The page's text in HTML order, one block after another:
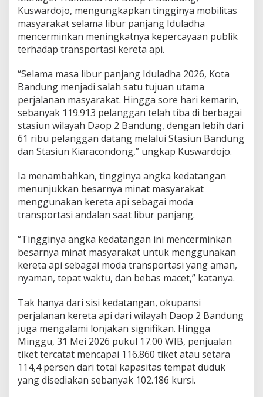
Kuswardojo, mengungkapkan tingginya mobilitas
masyarakat selama libur panjang Iduladha
mencerminkan meningkatnya kepercayaan publik
terhadap transportasi kereta api.
“Selama masa libur panjang Iduladha 2026, Kota
Bandung menjadi salah satu tujuan utama
perjalanan masyarakat. Hingga sore hari kemarin,
sebanyak 119.913 pelanggan telah tiba di berbagai
stasiun wilayah Daop 2 Bandung, dengan lebih dari
61 ribu pelanggan datang melalui Stasiun Bandung
dan Stasiun Kiaracondong,” ungkap Kuswardojo.
Ia menambahkan, tingginya angka kedatangan
menunjukkan besarnya minat masyarakat
menggunakan kereta api sebagai moda
transportasi andalan saat libur panjang.
“Tingginya angka kedatangan ini mencerminkan
besarnya minat masyarakat untuk menggunakan
kereta api sebagai moda transportasi yang aman,
nyaman, tepat waktu, dan bebas macet,” katanya.
Tak hanya dari sisi kedatangan, okupansi
perjalanan kereta api dari wilayah Daop 2 Bandung
juga mengalami lonjakan signifikan. Hingga
Minggu, 31 Mei 2026 pukul 17.00 WIB, penjualan
tiket tercatat mencapai 116.860 tiket atau setara
114,4 persen dari total kapasitas tempat duduk
yang disediakan sebanyak 102.186 kursi.